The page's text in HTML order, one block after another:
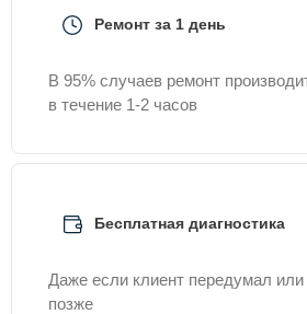
Ремонт за 1 день
В 95% случаев ремонт
в течение 1-2 часов
Бесплатная диагностика
Даже если клиент передумал
позже